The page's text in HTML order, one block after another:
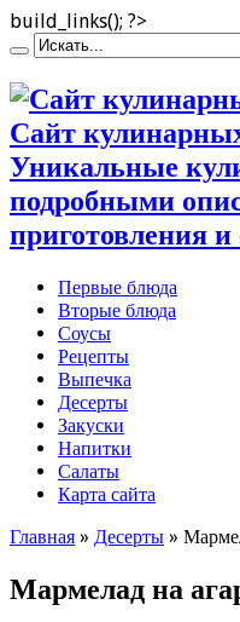
build_links(); ?>
Сайт
Уникальные
подробными
приготовления
Первые блюда
Вторые блюда
Соусы
Рецепты
Выпечка
Десерты
Закуски
Напитки
Салаты
Карта сайта
Главная » Десерты »
Мармелад на